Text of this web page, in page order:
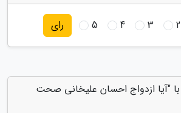
2
3
4
5 رای
"آیا ازدواج احسان علیخانی صحت